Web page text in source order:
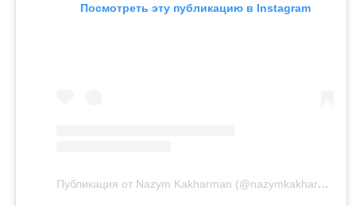
Посмотреть эту публикацию в Instagram
Публикация от Nazym Kakharman (@nazymkakharman)